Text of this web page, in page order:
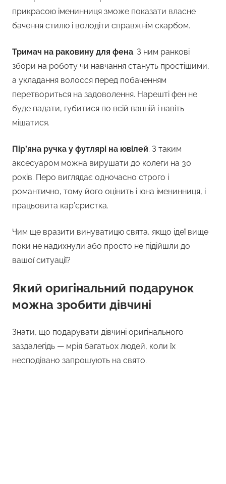
прикрасою іменинниця зможе показати власне
бачення стилю і володіти справжнім скарбом.
Тримач на раковину для фена. З ним ранкові
збори на роботу чи навчання стануть простішими,
а укладання волосся перед побаченням
перетвориться на задоволення. Нарешті фен не
буде падати, губитися по всій ванній і навіть
мішатися.
Пір’яна ручка у футлярі на ювілей. З таким
аксесуаром можна вирушати до колеги на 30
років. Перо виглядає одночасно строго і
романтично, тому його оцінить і юна іменинниця, і
працьовита кар’єристка.
Чим ще вразити винуватицю свята, якщо ідеї вище
поки не надихнули або просто не підійшли до
вашої ситуації?
Який оригінальний подарунок
можна зробити дівчині
Знати, що подарувати дівчині оригінального
заздалегідь — мрія багатьох людей, коли їх
несподівано запрошують на свято.